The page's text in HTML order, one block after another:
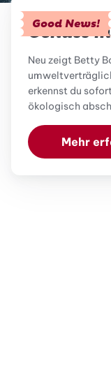
Good News!
Genuss
Neu zeigt Betty
erkennst du
ökologisch
Mehr